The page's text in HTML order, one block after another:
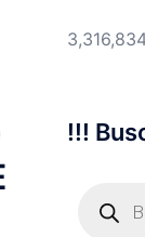
!!!